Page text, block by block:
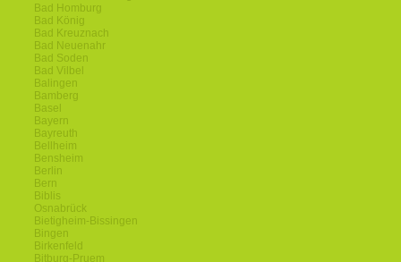
Bad Homburg
Bad König
Bad Kreuznach
Bad Neuenahr
Bad Soden
Bad Vilbel
Balingen
Bamberg
Basel
Bayern
Bayreuth
Bellheim
Bensheim
Berlin
Bern
Biblis
Osnabrück
Bietigheim-Bissingen
Bingen
Birkenfeld
Bitburg-Pruem